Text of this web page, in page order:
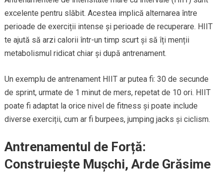
excelente pentru slăbit. Acestea implică alternarea între
perioade de exerciții intense și perioade de recuperare. HIIT
te ajută să arzi calorii într-un timp scurt și să îți menții
metabolismul ridicat chiar și după antrenament.
Un exemplu de antrenament HIIT ar putea fi: 30 de secunde
de sprint, urmate de 1 minut de mers, repetat de 10 ori. HIIT
poate fi adaptat la orice nivel de fitness și poate include
diverse exerciții, cum ar fi burpees, jumping jacks și ciclism.
Antrenamentul de Forță:
Construiește Mușchi, Arde Grăsime